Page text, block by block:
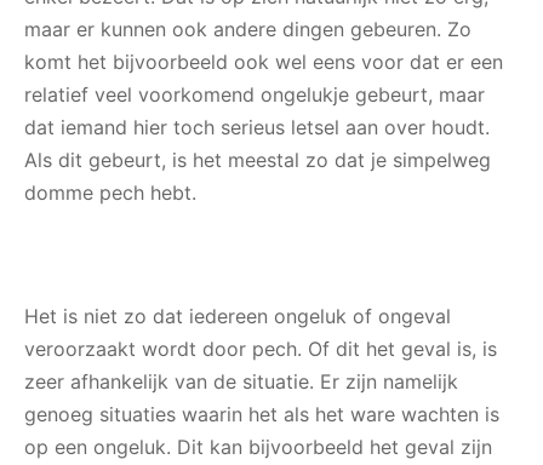
maar er kunnen ook andere dingen gebeuren. Zo
komt het bijvoorbeeld ook wel eens voor dat er een
relatief veel voorkomend ongelukje gebeurt, maar
dat iemand hier toch serieus letsel aan over houdt.
Als dit gebeurt, is het meestal zo dat je simpelweg
domme pech hebt.
Het is niet zo dat iedereen ongeluk of ongeval
veroorzaakt wordt door pech. Of dit het geval is, is
zeer afhankelijk van de situatie. Er zijn namelijk
genoeg situaties waarin het als het ware wachten is
op een ongeluk. Dit kan bijvoorbeeld het geval zijn